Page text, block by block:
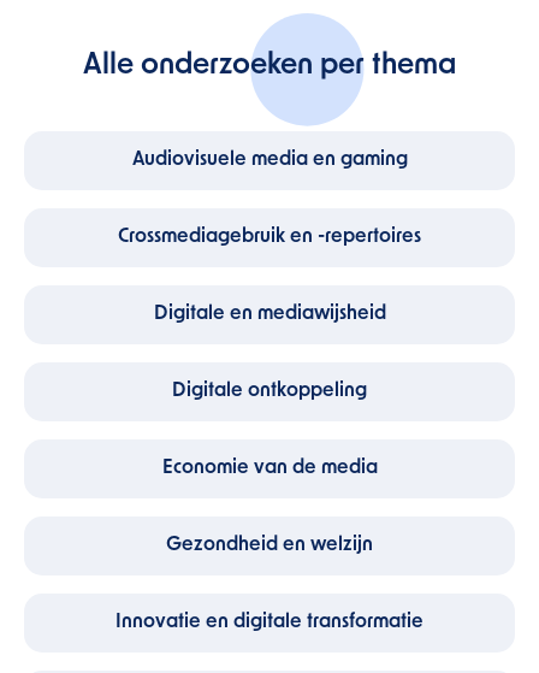
Alle onderzoeken per thema
Audiovisuele media en gaming
Crossmediagebruik en -repertoires
Digitale en mediawijsheid
Digitale ontkoppeling
Economie van de media
Gezondheid en welzijn
Innovatie en digitale transformatie